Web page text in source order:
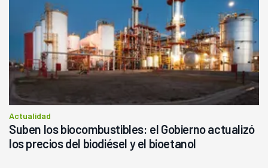
Actualidad
Suben los biocombustibles: el Gobierno actualizó
los precios del biodiésel y el bioetanol